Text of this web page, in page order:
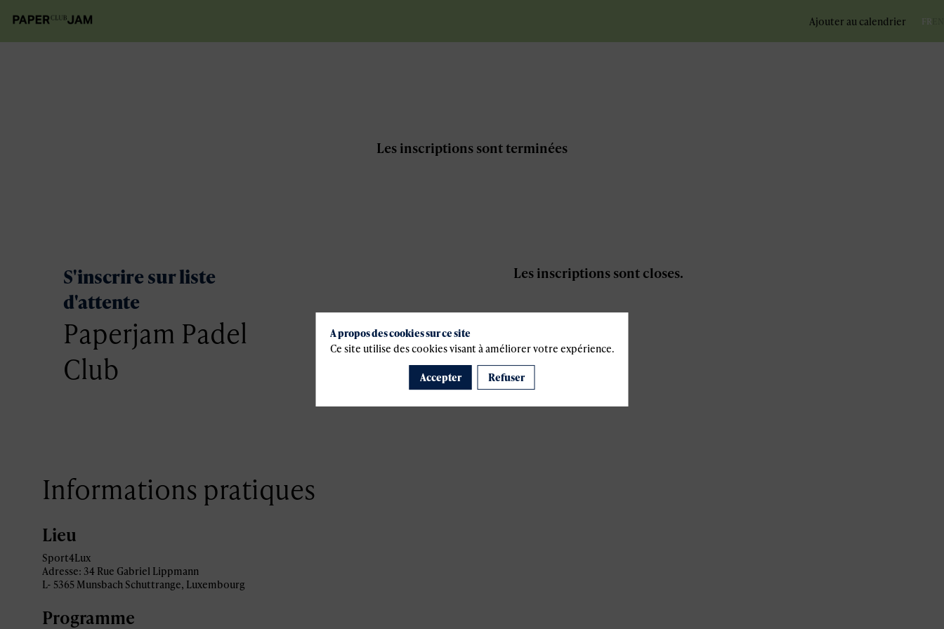
Ajouter au calendrier FR
Les inscriptions sont terminées
S'inscrire sur liste
d'attente
Paperjam Padel
Club
Les inscriptions sont closes.
Informations pratiques
Lieu
Sport4Lux
Adresse: 34 Rue Gabriel Lippmann
L- 5365 Munsbach Schuttrange, Luxembourg
Programme
A propos des cookies sur ce site
Ce site utilise des cookies visant à améliorer votre expérience.
Accepter Refuser